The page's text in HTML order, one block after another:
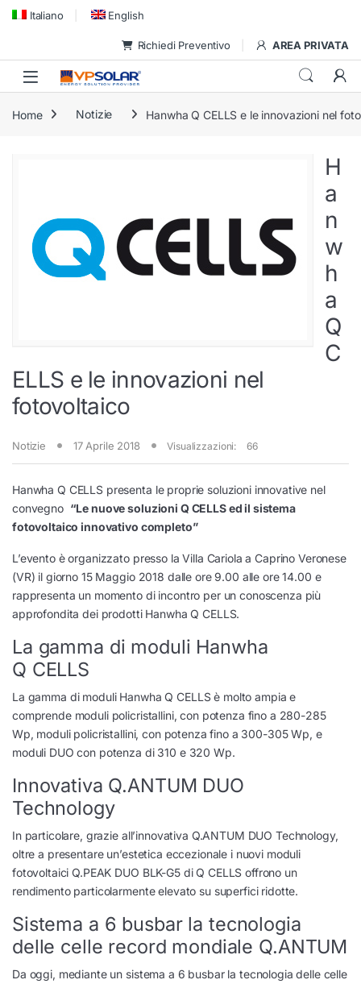
Skip to navigation
Skip to content
Italiano English
Richiedi Preventivo AREA PRIVATA
Home Notizie Hanwha Q CELLS e le innovazioni nel
H
a
n
w
h
a
Q
C
ELLS e le innovazioni nel
fotovoltaico
Notizie 17 Aprile 2018 Visualizzazioni: 66
Hanwha Q CELLS presenta le proprie soluzioni innovative nel
convegno “Le nuove soluzioni Q CELLS ed il sistema
fotovoltaico innovativo completo”
L’evento è organizzato presso la Villa Cariola a Caprino Veronese
(VR) il giorno 15 Maggio 2018 dalle ore 9.00 alle ore 14.00 e
rappresenta un momento di incontro per un conoscenza più
approfondita dei prodotti Hanwha Q CELLS.
La gamma di moduli Hanwha
Q CELLS
La gamma di moduli Hanwha Q CELLS è molto ampia e
comprende moduli policristallini, con potenza fino a 280-285
Wp, moduli policristallini, con potenza fino a 300-305 Wp, e
moduli DUO con potenza di 310 e 320 Wp.
Innovativa Q.ANTUM DUO
Technology
In particolare, grazie all’innovativa Q.ANTUM DUO Technology,
oltre a presentare un’estetica eccezionale i nuovi moduli
fotovoltaici Q.PEAK DUO BLK-G5 di Q CELLS offrono un
rendimento particolarmente elevato su superfici ridotte.
Sistema a 6 busbar la tecnologia
delle celle record mondiale Q.ANTUM
Da oggi, mediante un sistema a 6 busbar la tecnologia delle celle